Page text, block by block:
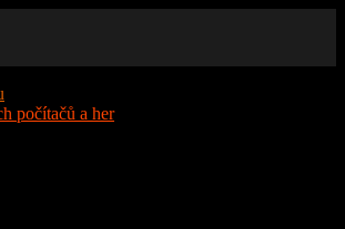
počítačů a her